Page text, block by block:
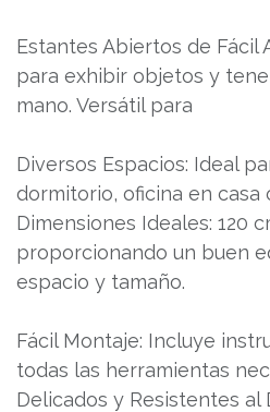
Estantes Abiertos de Fácil
para exhibir objetos y
mano. Versátil para
Diversos Espacios: Ideal
dormitorio, oficina en casa
Dimensiones Ideales: 120
proporcionando un buen
espacio y tamaño.
Fácil Montaje: Incluye
todas las herramientas
Delicados y Resistentes al